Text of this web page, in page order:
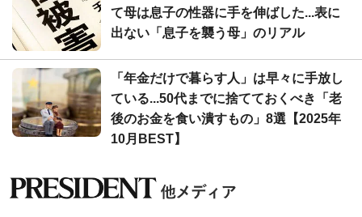
て母は息子の性器に手を伸ばした...表に
出ない「息子を襲う母」のリアル
「年金だけで暮らす人」は早々に手放し
ている...50代までに捨てておくべき「老
後のお金を食い潰すもの」8選【2025年
10月BEST】